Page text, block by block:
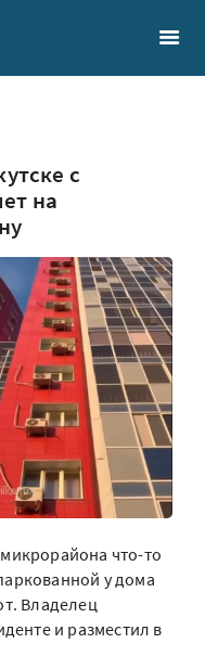
с
на
микрорайона что-то
у дома
Владелец
и разместил в